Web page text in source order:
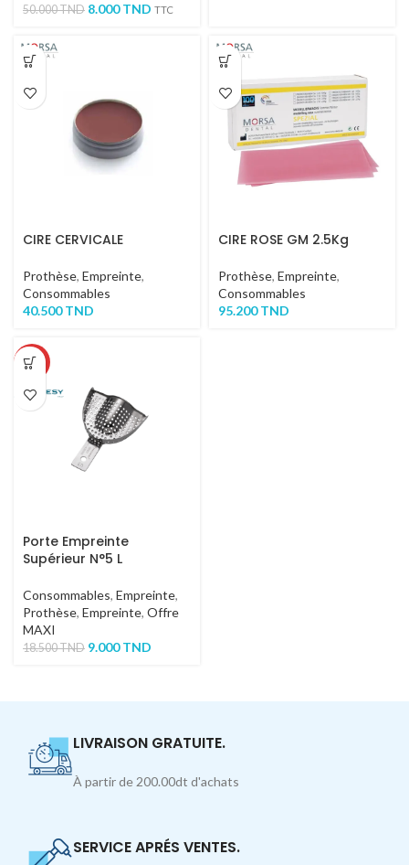
50.000TND 8.000TND TTC
CIRE CERVICALE
Prothèse, Empreinte,
Consommables
40.500TND
CIRE ROSE GM 2.5Kg
Prothèse, Empreinte,
Consommables
95.200TND
-51%
Porte Empreinte
Supérieur N°5 L
Consommables, Empreinte,
Prothèse, Empreinte, Offre
MAXI
18.500TND 9.000TND
LIVRAISON GRATUITE.
À partir de 200.00dt d'achats
SERVICE APRÉS VENTES.